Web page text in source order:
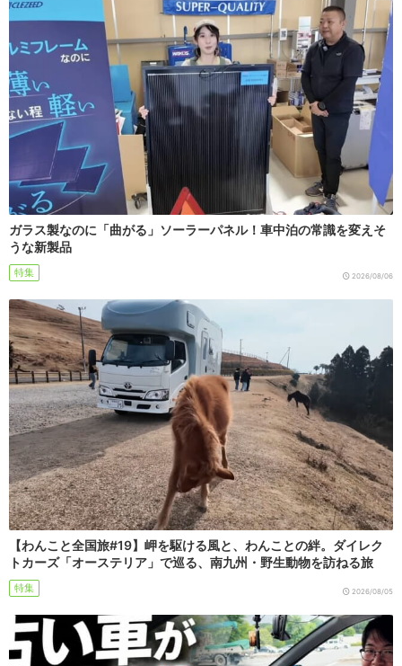
ガラス製なのに「曲がる」ソーラーパネル！車中泊の常識を変えそ
うな新製品
特集 2026/08/06
【わんこと全国旅#19】岬を駆ける風と、わんことの絆。ダイレク
トカーズ「オーステリア」で巡る、南九州・野生動物を訪ねる旅
特集 2026/08/05